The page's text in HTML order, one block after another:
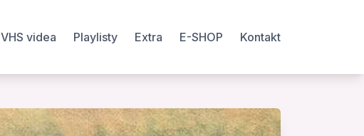
VHS videa Playlisty Extra E-SHOP Kontakt